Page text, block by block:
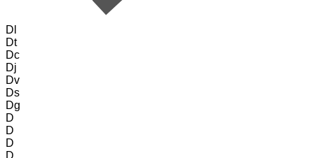
Dl
Dt
Dc
Dj
Dv
Ds
Dg
D
D
D